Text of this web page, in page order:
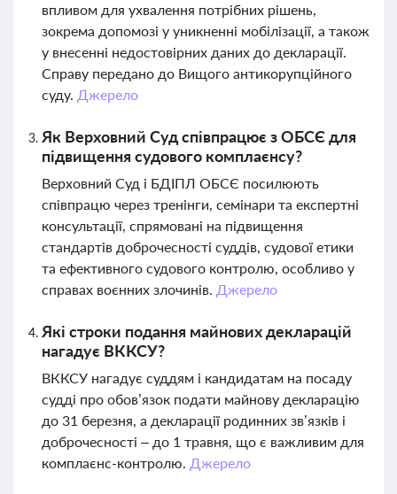
впливом для ухвалення потрібних рішень,
зокрема допомозі у уникненні мобілізації, а також
у внесенні недостовірних даних до декларації.
Справу передано до Вищого антикорупційного
суду. Джерело
Як Верховний Суд співпрацює з ОБСЄ для
підвищення судового комплаєнсу?
Верховний Суд і БДІПЛ ОБСЄ посилюють
співпрацю через тренінги, семінари та експертні
консультації, спрямовані на підвищення
стандартів доброчесності суддів, судової етики
та ефективного судового контролю, особливо у
справах воєнних злочинів. Джерело
Які строки подання майнових декларацій
нагадує ВККСУ?
ВККСУ нагадує суддям і кандидатам на посаду
судді про обов’язок подати майнову декларацію
до 31 березня, а декларації родинних зв’язків і
доброчесності – до 1 травня, що є важливим для
комплаєнс-контролю. Джерело